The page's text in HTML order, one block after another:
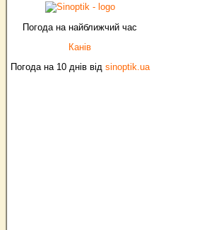
Погода на найближчий час
Канів
Погода на 10 днів від sinoptik.ua